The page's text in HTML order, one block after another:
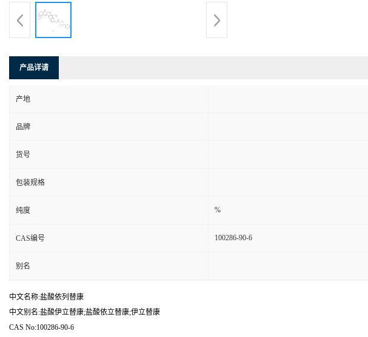
产品详请
产地
品牌
货号
包装规格
纯度 %
CAS编号 100286-90-6
别名
中文名称:盐酸依列替康
中文别名:盐酸伊立替康;盐酸依立替康;伊立替康
CAS No:100286-90-6